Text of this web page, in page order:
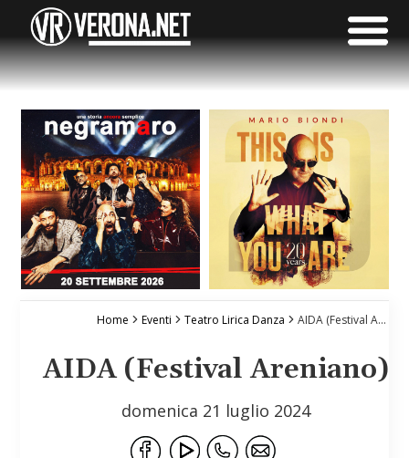
Home Eventi Teatro Lirica Danza AIDA (Festival Areniano)
AIDA (Festival Areniano)
domenica 21 luglio 2024